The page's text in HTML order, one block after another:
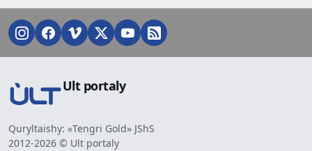
Ult portaly
Quryltaishy: «Tengri Gold» JShS
2012-2026 © Ult portaly